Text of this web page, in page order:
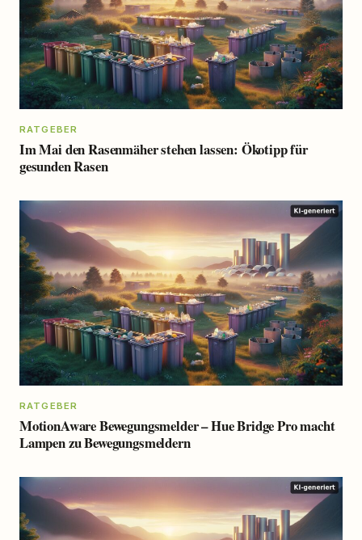
RATGEBER
Im Mai den Rasenmäher stehen lassen: Ökotipp für
gesunden Rasen
RATGEBER
MotionAware Bewegungsmelder – Hue Bridge Pro macht
Lampen zu Bewegungsmeldern